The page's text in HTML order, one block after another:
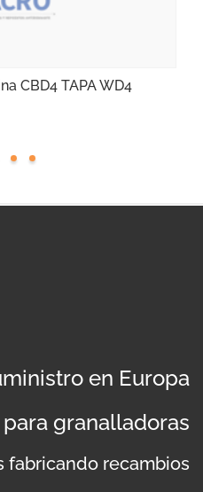
CBD4 TAPA WD4
en Europa
granalladoras
fabricando recambios